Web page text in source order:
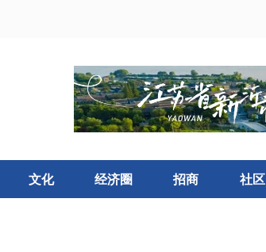
文化 经济圈 招商 社区